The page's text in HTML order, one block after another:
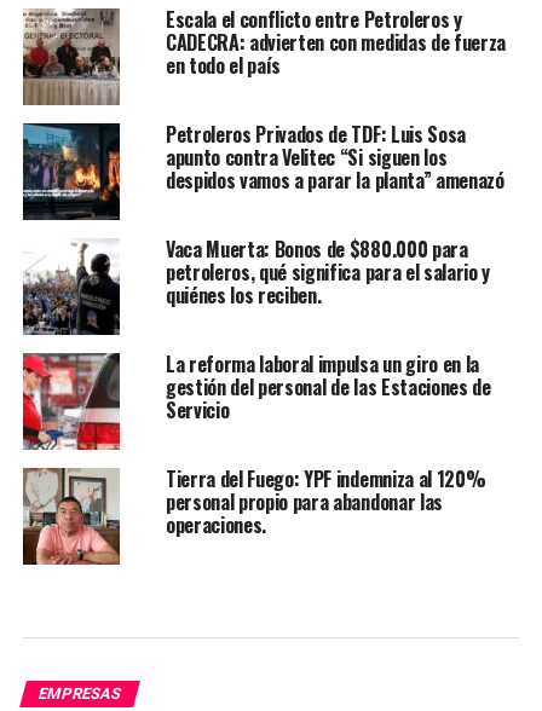
Escala el conflicto entre Petroleros y
CADECRA: advierten con medidas de fuerza
en todo el país
Petroleros Privados de TDF: Luis Sosa
apunto contra Velitec “Si siguen los
despidos vamos a parar la planta” amenazó
Vaca Muerta: Bonos de $880.000 para
petroleros, qué significa para el salario y
quiénes los reciben.
La reforma laboral impulsa un giro en la
gestión del personal de las Estaciones de
Servicio
Tierra del Fuego: YPF indemniza al 120%
personal propio para abandonar las
operaciones.
EMPRESAS